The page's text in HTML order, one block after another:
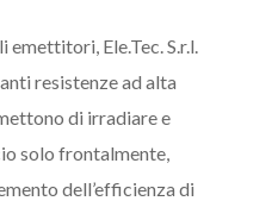
Ele.Tec. S.r.l.
resistenze ad alta
di irradiare e
solo frontalmente,
dell’efficienza di